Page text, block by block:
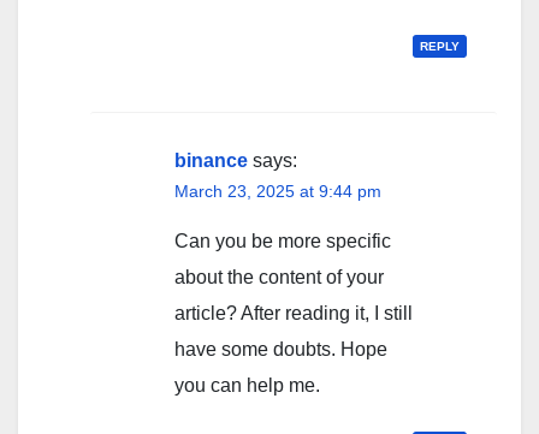
REPLY
binance says:
March 23, 2025 at 9:44 pm
Can you be more specific
about the content of your
article? After reading it, I still
have some doubts. Hope
you can help me.